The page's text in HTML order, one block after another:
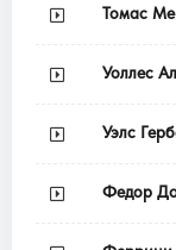
Томас
Уоллес
Уэлс
Федор